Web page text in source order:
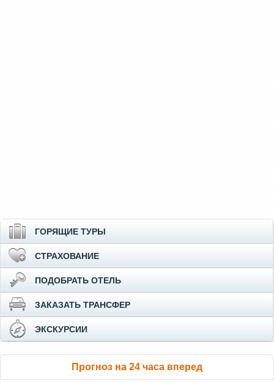
ГОРЯЩИЕ ТУРЫ
СТРАХОВАНИЕ
ПОДОБРАТЬ ОТЕЛЬ
ЗАКАЗАТЬ ТРАНСФЕР
ЭКСКУРСИИ
Прогноз на 24 часа вперед